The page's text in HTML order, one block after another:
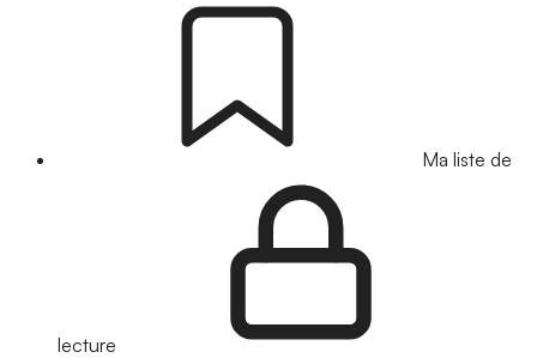
Ma liste de
lecture